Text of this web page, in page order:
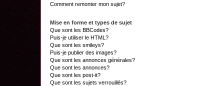
Comment remonter mon sujet?
Mise en forme et types de sujet
Que sont les BBCodes?
Puis-je utiliser le HTML?
Que sont les smileys?
Puis-je publier des images?
Que sont les annonces générales?
Que sont les annonces?
Que sont les post-it?
Que sont les sujets verrouillés?